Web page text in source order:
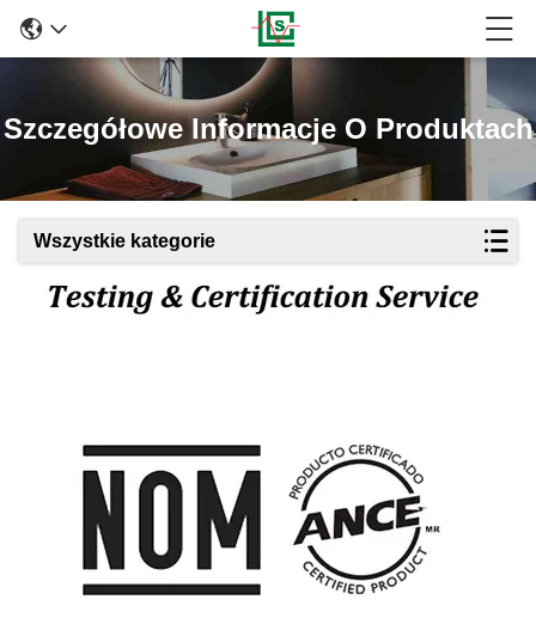
Szczegółowe Informacje O Produktach
Wszystkie kategorie